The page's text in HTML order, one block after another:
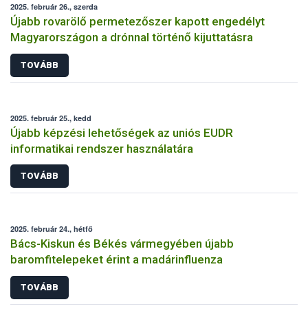
2025. február 26., szerda
Újabb rovarölő permetezőszer kapott engedélyt
Magyarországon a drónnal történő kijuttatásra
TOVÁBB
2025. február 25., kedd
Újabb képzési lehetőségek az uniós EUDR
informatikai rendszer használatára
TOVÁBB
2025. február 24., hétfő
Bács-Kiskun és Békés vármegyében újabb
baromfitelepeket érint a madárinfluenza
TOVÁBB